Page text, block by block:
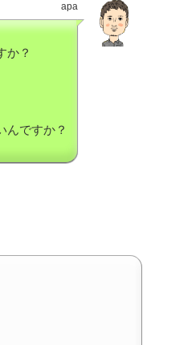
apa
か？
んですか？